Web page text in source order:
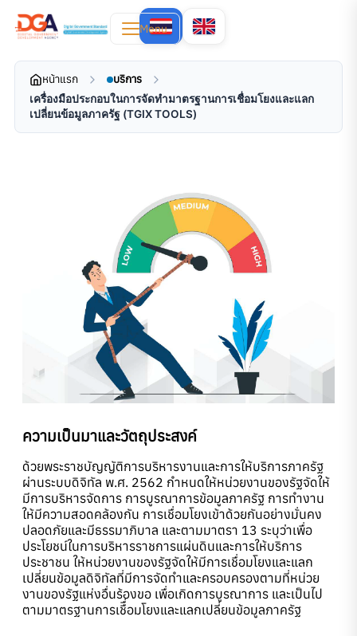
Menu
หน้าแรก บริการ
เครื่องมือประกอบในการจัดทำมาตรฐานการเชื่อมโยงและแลก
เปลี่ยนข้อมูลภาครัฐ (TGIX TOOLS)
ความเป็นมาและวัตถุประสงค์
ด้วยพระราชบัญญัติการบริหารงานและการให้บริการภาครัฐ
ผ่านระบบดิจิทัล พ.ศ. 2562 กำหนดให้หน่วยงานของรัฐจัดให้
มีการบริหารจัดการ การบูรณาการข้อมูลภาครัฐ การทำงาน
ให้มีความสอดคล้องกัน การเชื่อมโยงเข้าด้วยกันอย่างมั่นคง
ปลอดภัยและมีธรรมาภิบาล และตามมาตรา 13 ระบุว่าเพื่อ
ประโยชน์ในการบริหารราชการแผ่นดินและการให้บริการ
ประชาชน ให้หน่วยงานของรัฐจัดให้มีการเชื่อมโยงและแลก
เปลี่ยนข้อมูลดิจิทัลที่มีการจัดทําและครอบครองตามที่หน่วย
งานของรัฐแห่งอื่นร้องขอ เพื่อเกิดการบูรณาการ และเป็นไป
ตามมาตรฐานการเชืื่อมโยงและแลกเปลี่ยนข้อมูลภาครัฐ